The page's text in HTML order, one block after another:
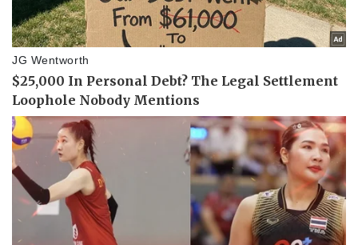
Sức khỏe
Dinh dưỡng - món ngon
Cây thuốc
Sản phụ khoa
Nhi khoa
Đời sống
Nhà đẹp
Blog
Tình yêu - Gia